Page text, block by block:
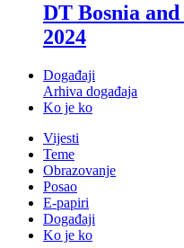
DT Bosnia
2024
Događaji
Arhiva događaja
Ko je ko
Vijesti
Teme
Obrazovanje
Posao
E-papiri
Događaji
Ko je ko